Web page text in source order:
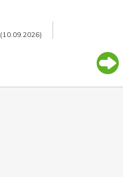
(10.09.2026)